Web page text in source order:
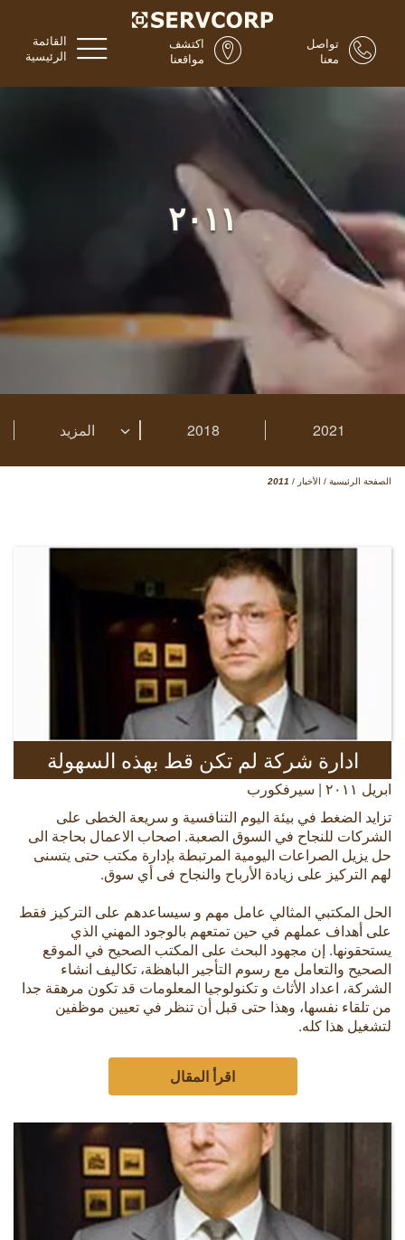
القائمة
الرئيسية
اكتشف
مواقعنا
تواصل
معنا
٢٠١١
2021
2018 المزيد
الصفحة الرئيسية / الأخبار /
2011
ادارة شركة لم تكن قط بهذه السهولة
ابريل ٢٠١١ | سيرفكورب
تزايد الضغط في بيئة اليوم التنافسية و سريعة الخطى على
الشركات للنجاح في السوق الصعبة. اصحاب الاعمال بحاجة الى
حل يزيل الصراعات اليومية المرتبطة بإدارة مكتب حتى يتسنى
لهم التركيز على زيادة الأرباح والنجاح فى أي سوق.
الحل المكتبي المثالي عامل مهم و سيساعدهم على التركيز فقط
على أهداف عملهم في حين تمتعهم بالوجود المهني الذي
يستحقونها. إن مجهود البحث على المكتب الصحيح في الموقع
الصحيح والتعامل مع رسوم التأجير الباهظة، تكاليف انشاء
الشركة، اعداد الأثاث و تكنولوجيا المعلومات قد تكون مرهقة جدا
من تلقاء نفسها، وهذا حتى قبل أن تنظر في تعيين موظفين
لتشغيل هذا كله.
اقرأ المقال